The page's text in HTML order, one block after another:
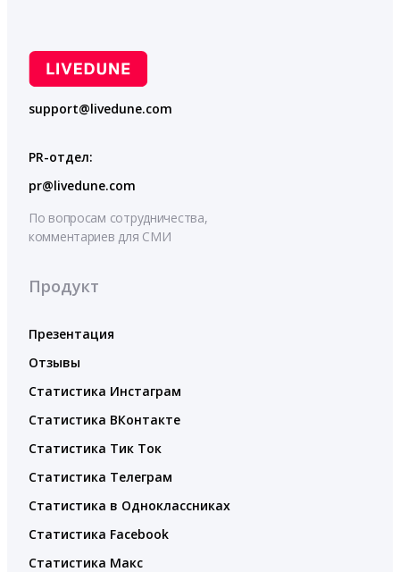
support@livedune.com
PR-отдел:
pr@livedune.com
По вопросам сотрудничества,
комментариев для СМИ
Продукт
Презентация
Отзывы
Статистика Инстаграм
Статистика ВКонтакте
Статистика Тик Ток
Статистика Телеграм
Статистика в Одноклассниках
Статистика Facebook
Статистика Макс